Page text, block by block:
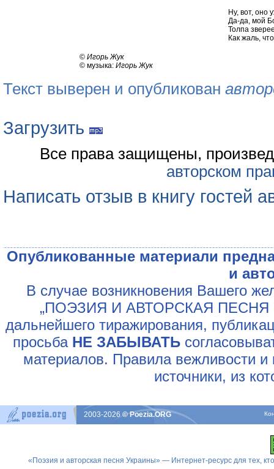
Ну, вот, оно
Да-да, мой
Толпа
Как жаль,
© Игорь Жук
© музыка: Игорь Жук
Текст выверен и опубликован
Загрузить
Все права защищены,
авторском
Написать отзыв в книгу гостей
Опубликованные материали
и
В случае возникновения Вашего
„ПОЭЗИЯ И АВТОРСКАЯ ПЕСНЯ
дальнейшего тиражирования,
просьба НЕ ЗАБЫВАТЬ
материалов. Правила вежливости и
источники, из
2003-2026© Poezia.ORG
«Поэзия и авторская песня Украины» — Интернет-ресурс для тех,